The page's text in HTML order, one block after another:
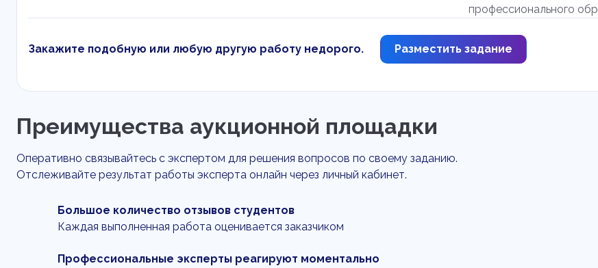
профессионального обр
Закажите подобную или любую другую работу недорого. Разместить задание
Преимущества аукционной площадки
Оперативно связывайтесь с экспертом для решения вопросов по своему заданию.
Отслеживайте результат работы эксперта онлайн через личный кабинет.
Большое количество отзывов студентов
Каждая выполненная работа оценивается заказчиком
Профессиональные эксперты реагируют моментально